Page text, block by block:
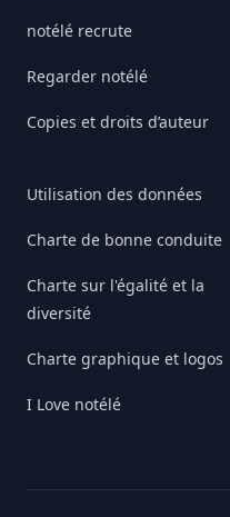
notélé recrute
Regarder notélé
Copies et droits d’auteur
Utilisation des données
Charte de bonne conduite
Charte sur l'égalité et la
diversité
Charte graphique et logos
I Love notélé